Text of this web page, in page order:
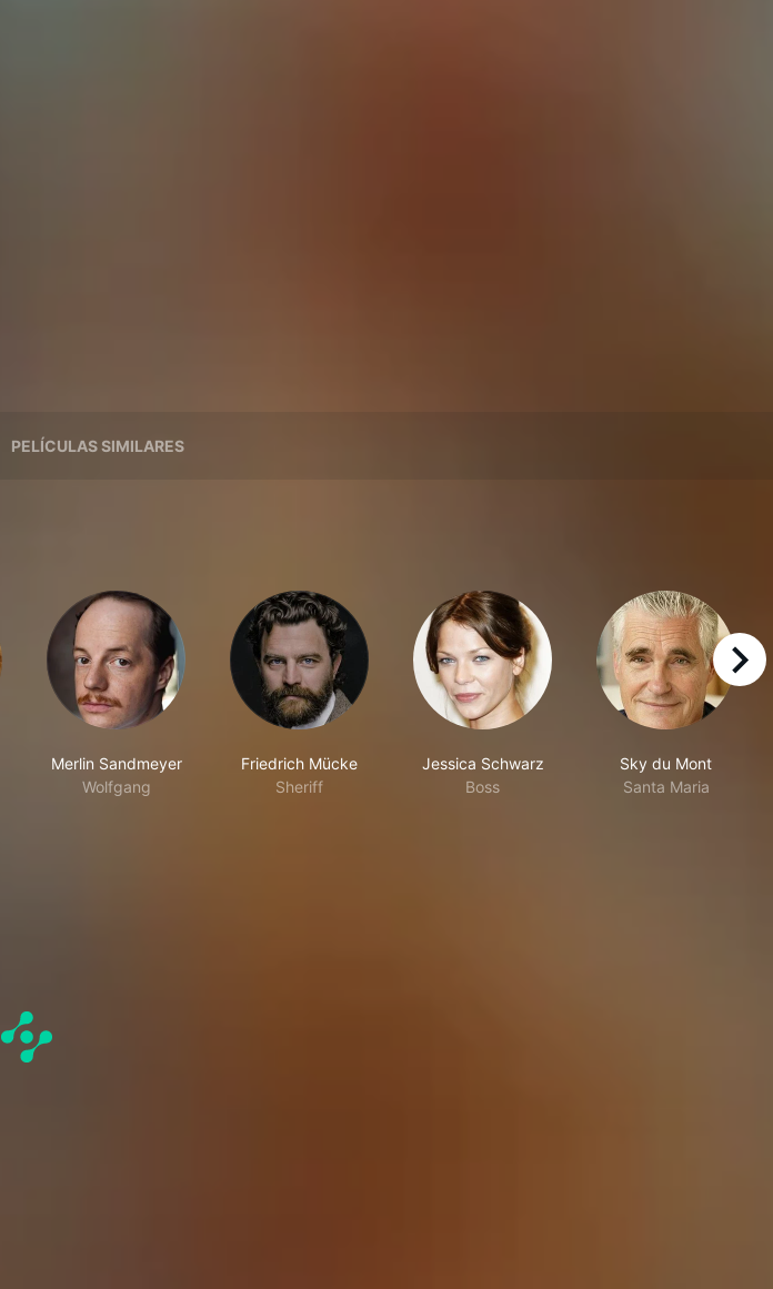
PELÍCULAS SIMILARES
Merlin Sandmeyer
Wolfgang
Friedrich Mücke
Sheriff
Jessica Schwarz
Boss
Sky du Mont
Santa Maria
right